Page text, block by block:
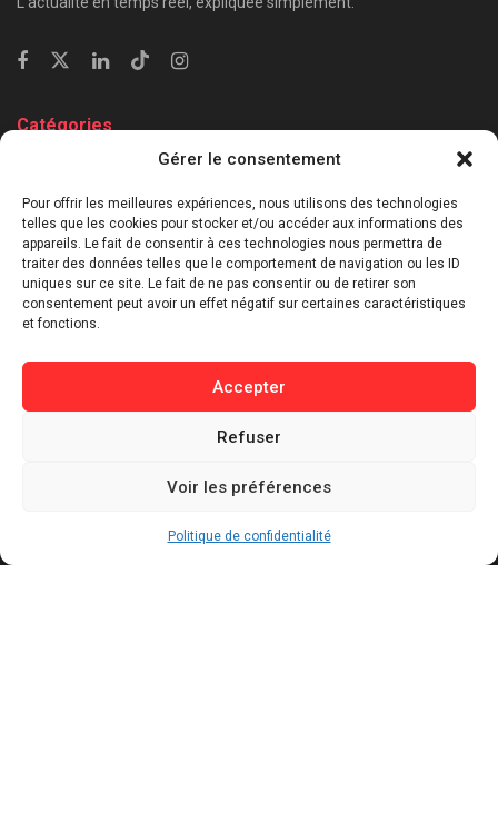
Gérer le consentement
Pour offrir les meilleures expériences, nous utilisons des technologies
telles que les cookies pour stocker et/ou accéder aux informations des
appareils. Le fait de consentir à ces technologies nous permettra de
traiter des données telles que le comportement de navigation ou les ID
uniques sur ce site. Le fait de ne pas consentir ou de retirer son
consentement peut avoir un effet négatif sur certaines caractéristiques
et fonctions.
Accepter
Refuser
Voir les préférences
Politique de confidentialité
Catégories
Économie & Business
⁠Culture & Divertissement
⁠Tech & Innovation
Sport
Lifestyle
Politique de confidentialité
Politique de cookies